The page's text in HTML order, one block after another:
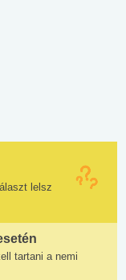
lelsz
tartani a nemi